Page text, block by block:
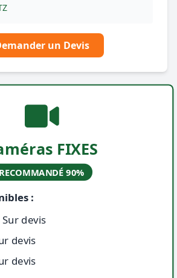
un Devis
FIXES
RECOMMANDÉ 90%
:
devis
devis
devis